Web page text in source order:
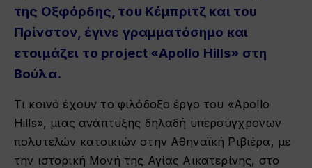
της Οξφόρδης, του Κέμπριτζ και του
Πρίνστον, έγινε γραμματόσημο και
ετοιμάζει το project «Apollo Hills» στη
Βούλα.
Τι κοινό έχουν το φιλόδοξο έργο του «Apollo
Hills», μιας ανάπτυξης δηλαδή υπερσύγχρονων
πολυτελών κατοικιών στην Αθηναϊκή Ριβιέρα, με
την ιστορική Μονή της Αγίας Αικατερίνης, στο